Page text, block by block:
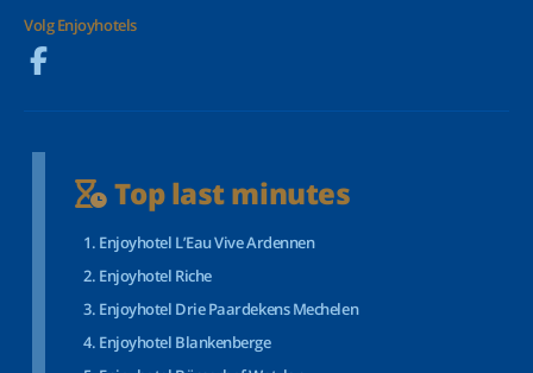
Volg Enjoyhotels
Top last minutes
Enjoyhotel L’Eau Vive Ardennen
Enjoyhotel Riche
Enjoyhotel Drie Paardekens Mechelen
Enjoyhotel Blankenberge